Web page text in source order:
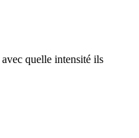
quelle intensité ils